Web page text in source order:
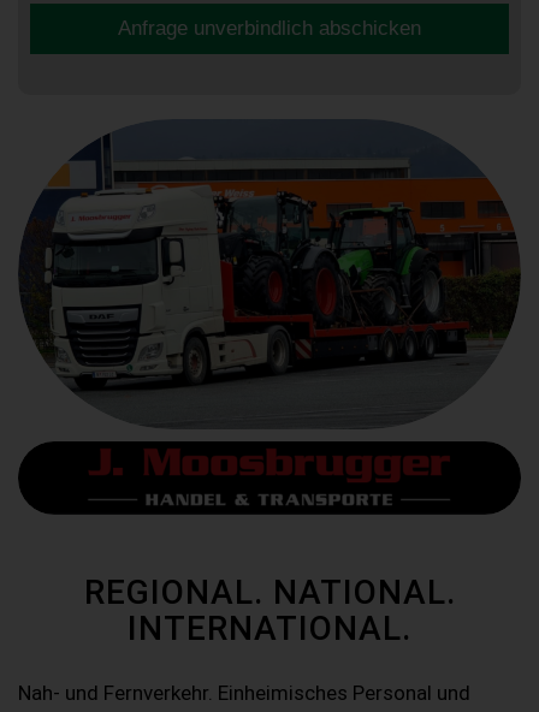
Anfrage unverbindlich abschicken
REGIONAL. NATIONAL.
INTERNATIONAL.
Nah- und Fernverkehr. Einheimisches Personal und